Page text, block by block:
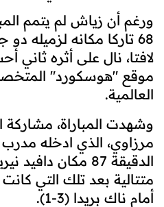
ورغم أن زياش لم يتمم
68 تاركا مكانه لزميله
موقع "هوسكورد"
العالمية.
وشهدت المباراة، مشاركة
مرزاوي، الذي ادخله
الدقيقة 87 مكان
متتالية بعد تلك التي
أمام ناك بريدا (3-1).